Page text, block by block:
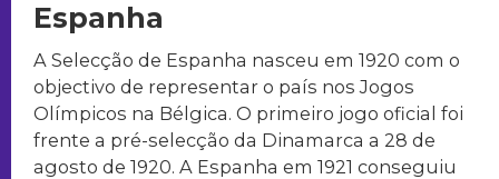
Espanha
A Selecção de Espanha nasceu em 1920 com o
objectivo de representar o país nos Jogos
Olímpicos na Bélgica. O primeiro jogo oficial foi
frente a pré-selecção da Dinamarca a 28 de
agosto de 1920. A Espanha em 1921 conseguiu